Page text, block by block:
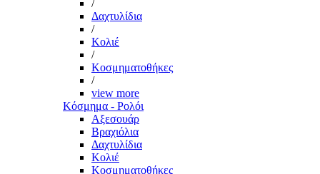
/
Δαχτυλίδια
/
Κολιέ
/
Κοσμηματοθήκες
/
view more
Κόσμημα - Ρολόι
Αξεσουάρ
Βραχιόλια
Δαχτυλίδια
Κολιέ
Κοσμηματοθήκες